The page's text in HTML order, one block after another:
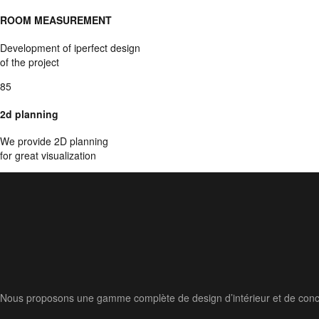
ROOM MEASUREMENT
Development of iperfect design
of the project
85
2d planning
We provide 2D planning
for great visualization
Nous proposons une gamme complète de design d’intérieur et de